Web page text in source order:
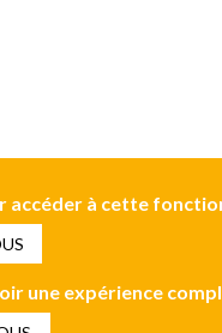
accéder à cette
une expérience